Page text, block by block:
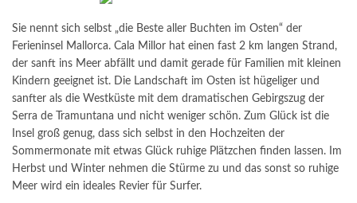
Sie nennt sich selbst „die Beste aller Buchten im Osten“ der
Ferieninsel Mallorca. Cala Millor hat einen fast 2 km langen Strand,
der sanft ins Meer abfällt und damit gerade für Familien mit kleinen
Kindern geeignet ist. Die Landschaft im Osten ist hügeliger und
sanfter als die Westküste mit dem dramatischen Gebirgszug der
Serra de Tramuntana und nicht weniger schön. Zum Glück ist die
Insel groß genug, dass sich selbst in den Hochzeiten der
Sommermonate mit etwas Glück ruhige Plätzchen finden lassen. Im
Herbst und Winter nehmen die Stürme zu und das sonst so ruhige
Meer wird ein ideales Revier für Surfer.